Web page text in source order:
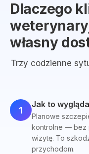
Dlaczego
własny
Trzy codzienne
1
Jak to
Planowe
kontrolne — bez
wizytę. To
przychodom.